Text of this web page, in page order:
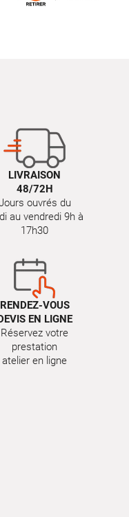
LIVRAISON
48/72H
ouvrés du
au vendredi 9h à
17h30
RENDEZ-VOUS
EN LIGNE
Réservez votre
prestation
atelier en ligne